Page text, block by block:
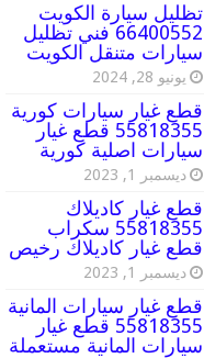
تظليل سيارة الكويت
66400552 فني تظليل
سيارات متنقل الكويت
يونيو 28, 2024
قطع غيار سيارات كورية
55818355 قطع غيار
سيارات اصلية كورية
ديسمبر 1, 2023
قطع غيار كاديلاك
55818355 سكراب
قطع غيار كاديلاك رخيص
ديسمبر 1, 2023
قطع غيار سيارات المانية
55818355 قطع غيار
سيارات المانية مستعملة